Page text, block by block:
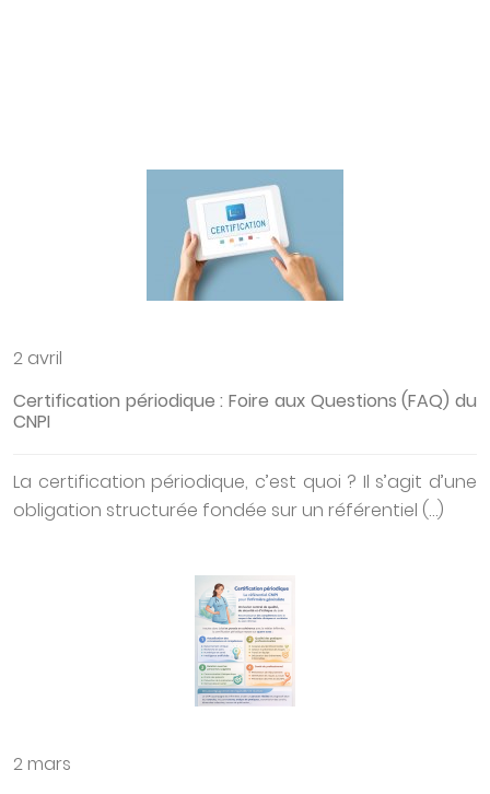
2 avril
Certification périodique : Foire aux Questions (FAQ) du
CNPI
La certification périodique, c’est quoi ? Il s’agit d’une
obligation structurée fondée sur un référentiel (…)
2 mars